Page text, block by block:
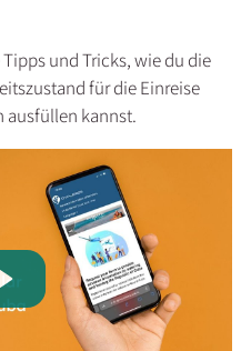
und Tricks, wie du die
für die Einreise
ausfüllen kannst.
Play